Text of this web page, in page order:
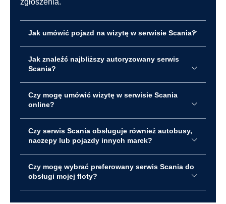
zgłoszenia.
Jak umówić pojazd na wizytę w serwisie Scania?
Jak znaleźć najbliższy autoryzowany serwis
Scania?
Czy mogę umówić wizytę w serwisie Scania
online?
Czy serwis Scania obsługuje również autobusy,
naczepy lub pojazdy innych marek?
Czy mogę wybrać preferowany serwis Scania do
obsługi mojej floty?